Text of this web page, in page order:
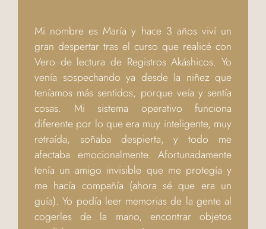
Mi nombre es María y hace 3 años viví un
gran despertar tras el curso que realicé con
Vero de lectura de Registros Akáshicos. Yo
venía sospechando ya desde la niñez que
teníamos más sentidos, porque veía y sentía
cosas. Mi sistema operativo funciona
diferente por lo que era muy inteligente, muy
retraída, soñaba despierta, y todo me
afectaba emocionalmente. Afortunadamente
tenía un amigo invisible que me protegía y
me hacía compañía (ahora sé que era un
guía). Yo podía leer memorias de la gente al
cogerles de la mano, encontrar objetos